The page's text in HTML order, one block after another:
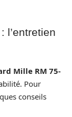
l’entretien
Mille RM 75-
Pour
conseils